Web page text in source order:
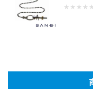
★ ★ ★ ★ ★